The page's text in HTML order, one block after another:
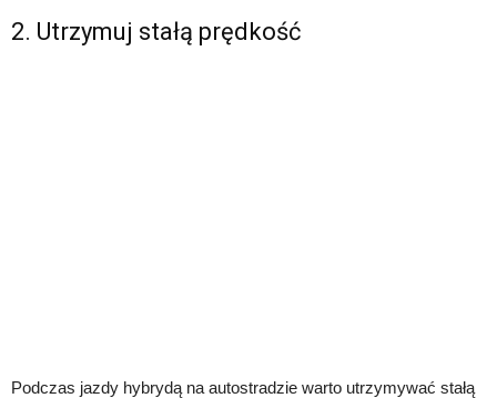
2. Utrzymuj stałą prędkość
Podczas jazdy hybrydą na autostradzie warto utrzymywać stałą